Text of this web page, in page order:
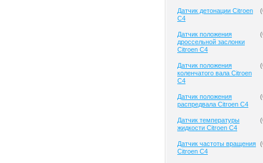
Датчик детонации Citroen
C4
(
Датчик положения
дроссельной заслонки
Citroen C4
(
Датчик положения
коленчатого вала Citroen
C4
(
Датчик положения
распредвала Citroen C4
(
Датчик температуры
жидкости Citroen C4
(
Датчик частоты вращения
Citroen C4
(